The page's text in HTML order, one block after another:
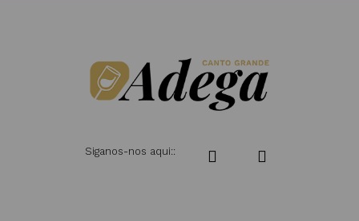
Siganos-nos aqui::